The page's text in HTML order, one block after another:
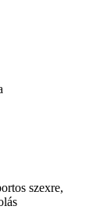
szexre,